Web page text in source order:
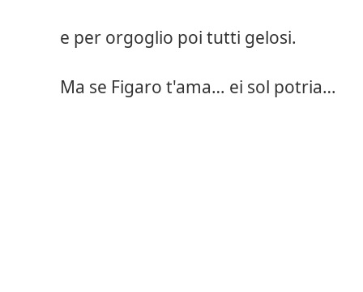
e per orgoglio poi tutti gelosi.
Ma se Figaro t'ama… ei sol potria…